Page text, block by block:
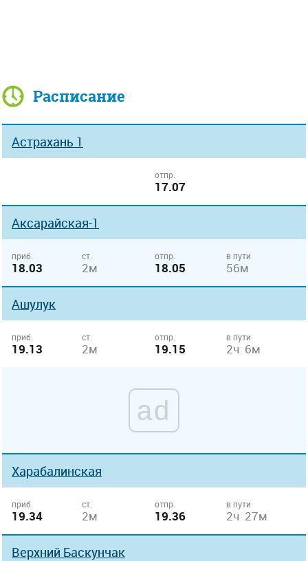
Расписание
Астрахань 1
отпр.
17.07
Аксарайская-1
приб.
18.03
ст.
2м
отпр.
18.05
в пути
56м
Ашулук
приб.
19.13
ст.
2м
отпр.
19.15
в пути
2ч 6м
ad
Харабалинская
приб.
19.34
ст.
2м
отпр.
19.36
в пути
2ч 27м
Верхний Баскунчак